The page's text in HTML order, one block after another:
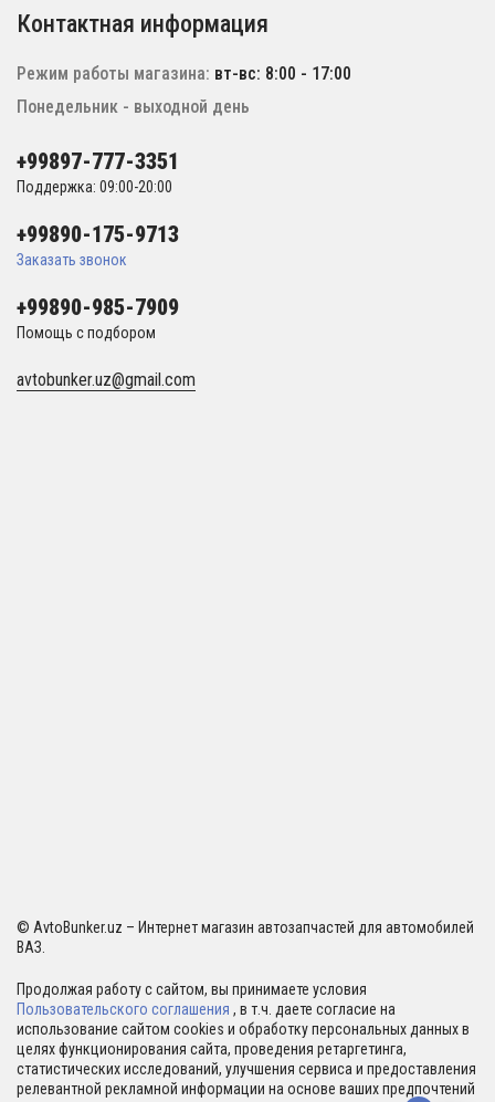
Контактная информация
Режим работы магазина: вт-вс: 8:00 - 17:00
Понедельник - выходной день
+99897-777-3351
Поддержка: 09:00-20:00
+99890-175-9713
Заказать звонок
+99890-985-7909
Помощь с подбором
avtobunker.uz@gmail.com
© AvtoBunker.uz – Интернет магазин автозапчастей для автомобилей
ВАЗ.
Продолжая работу с сайтом, вы принимаете условия
Пользовательского соглашения , в т.ч. даете согласие на
использование сайтом cookies и обработку персональных данных в
целях функционирования сайта, проведения ретаргетинга,
статистических исследований, улучшения сервиса и предоставления
релевантной рекламной информации на основе ваших предпочтений